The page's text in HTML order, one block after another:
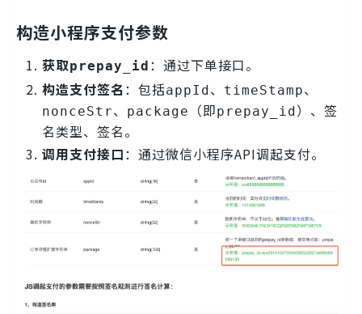
构造小程序支付参数
获取prepay_id ：通过下单接口。
构造支付签名：包括appId 、 timeStamp、
nonceStr、 package （即prepay_id ）、签
名类型、签名。
调用支付接口：通过微信小程序API调起支付。